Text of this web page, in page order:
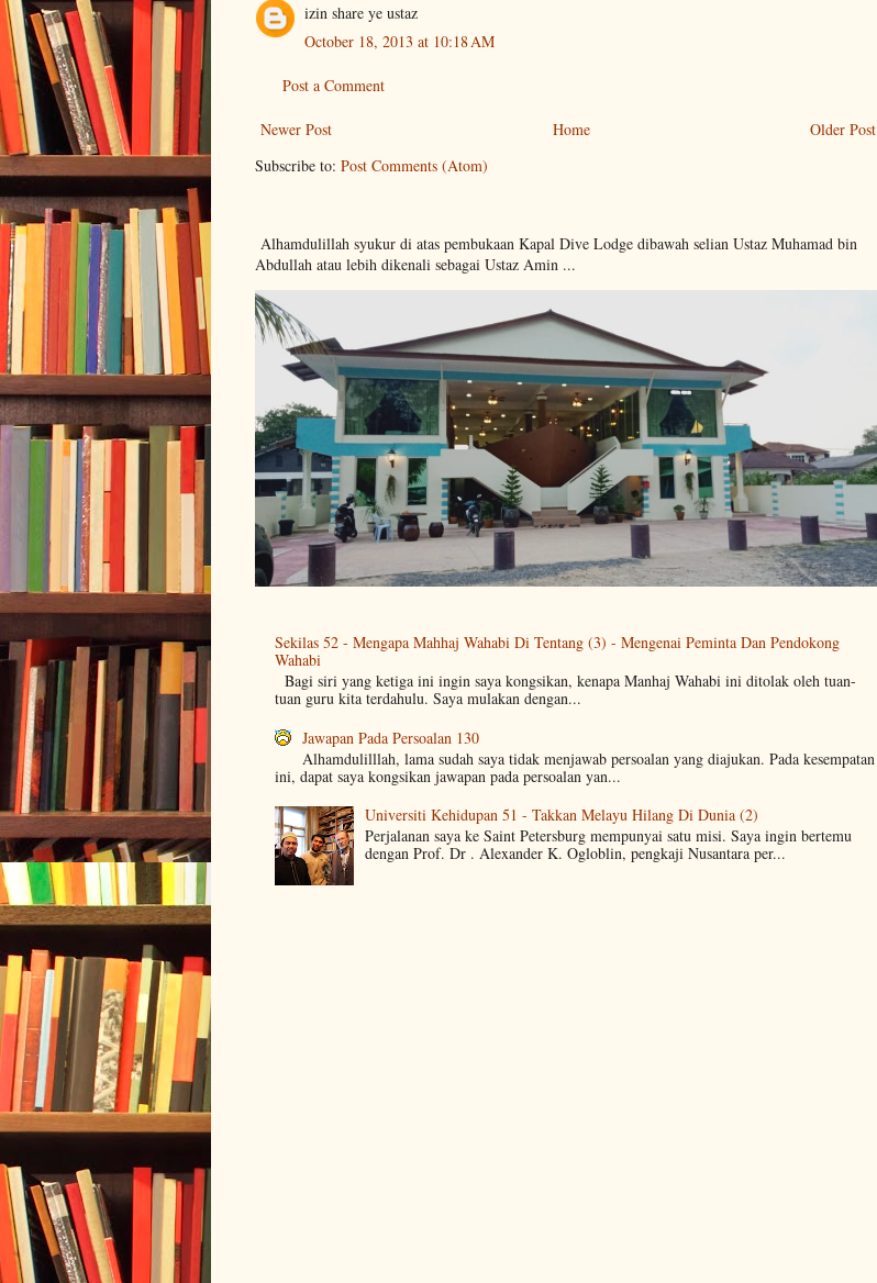
izin share ye ustaz
October 18, 2013 at 10:18 AM
Post a Comment
Newer Post Older Post
Home
Subscribe to: Post Comments (Atom)
Alhamdulillah syukur di atas pembukaan Kapal Dive Lodge dibawah selian Ustaz Muhamad bin
Abdullah atau lebih dikenali sebagai Ustaz Amin ...
Sekilas 52 - Mengapa Mahhaj Wahabi Di Tentang (3) - Mengenai Peminta Dan Pendokong
Wahabi
Bagi siri yang ketiga ini ingin saya kongsikan, kenapa Manhaj Wahabi ini ditolak oleh tuan-
tuan guru kita terdahulu. Saya mulakan dengan...
Jawapan Pada Persoalan 130
Alhamdulilllah, lama sudah saya tidak menjawab persoalan yang diajukan. Pada kesempatan
ini, dapat saya kongsikan jawapan pada persoalan yan...
Universiti Kehidupan 51 - Takkan Melayu Hilang Di Dunia (2)
Perjalanan saya ke Saint Petersburg mempunyai satu misi. Saya ingin bertemu
dengan Prof. Dr . Alexander K. Ogloblin, pengkaji Nusantara per...